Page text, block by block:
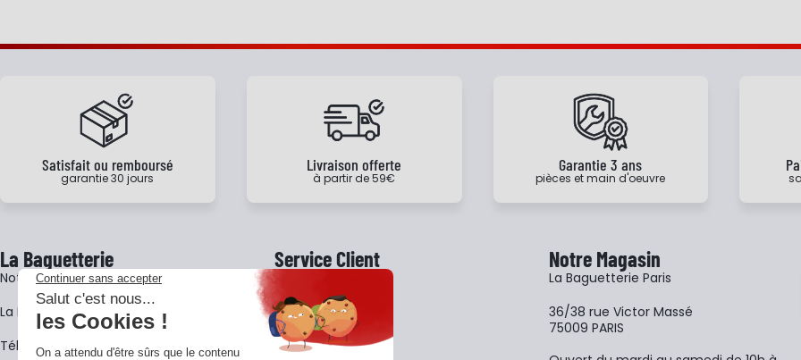
Satisfait ou remboursé
garantie 30 jours
Livraison offerte
à partir de 59€
Garantie 3 ans
pièces et main d'oeuvre
La Baguetterie
Notre histoire
La BagShow
​Télécharger le catalogue
Service Client
Garantie 3 ans
CGV
Notre Magasin
La Baguetterie Paris
36/38 rue Victor Massé
75009 PARIS